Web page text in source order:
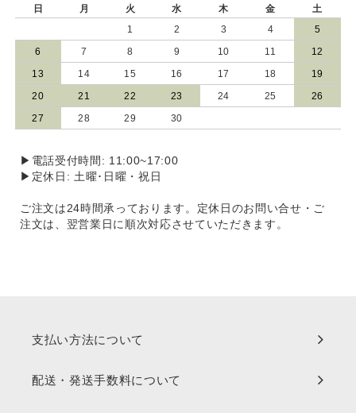
日 月 火 水 木 金
土
1
2 3 4 5
6 7 8 9 10 11 12
13 14 15 16 17 18 19
20 21 22 23 24 25 26
27 28 29 30
▶電話受付時間: 11:00~17:00
▶定休日: 土曜･日曜・祝日
ご注文は24時間承っております。定休日のお問い合せ・ご
注文は、翌営業日に順次対応させていただきます。
支払い方法について
配送・発送手数料について